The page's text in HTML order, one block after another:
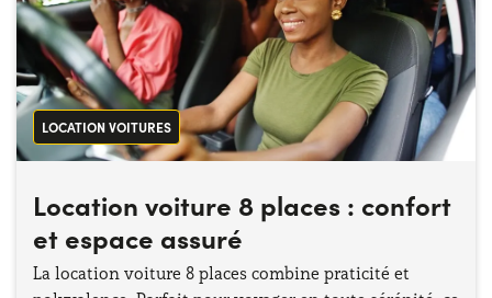
LOCATION VOITURES
Location voiture 8 places : confort
et espace assuré
La location voiture 8 places combine praticité et